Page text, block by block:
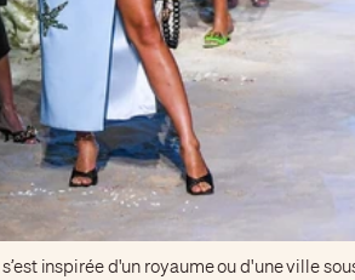
inspirée d'un royaume ou d'une ville